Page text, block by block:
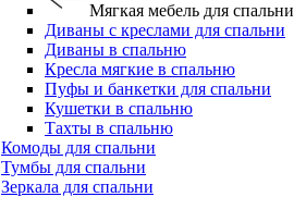
Мягкая мебель для спальни
Диваны с креслами для спальни
Диваны в спальню
Кресла мягкие в спальню
Пуфы и банкетки для спальни
Кушетки в спальню
Тахты в спальню
Комоды для спальни
Тумбы для спальни
Зеркала для спальни